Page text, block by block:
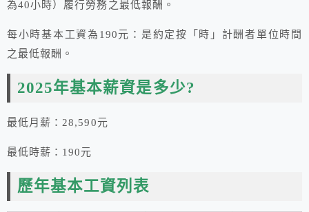
為40小時）履行勞務之最低報酬。
每小時基本工資為190元：是約定按「時」計酬者單位時間
之最低報酬。
2025年基本薪資是多少?
最低月薪：28,590元
最低時薪：190元
歷年基本工資列表